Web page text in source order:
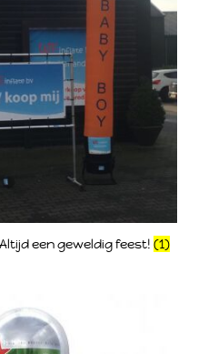
een geweldig feest! (1)